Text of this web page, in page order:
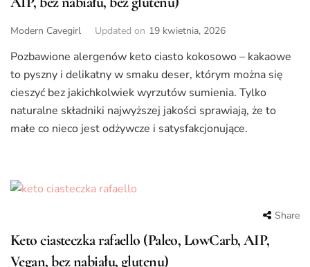
Modern Cavegirl Updated on 19 kwietnia, 2026
Pozbawione alergenów keto ciasto kokosowo – kakaowe
to pyszny i delikatny w smaku deser, którym można się
cieszyć bez jakichkolwiek wyrzutów sumienia. Tylko
naturalne składniki najwyższej jakości sprawiają, że to
małe co nieco jest odżywcze i satysfakcjonujące.
Share
Keto ciasteczka rafaello (Paleo, LowCarb, AIP,
Vegan, bez nabiału, glutenu)